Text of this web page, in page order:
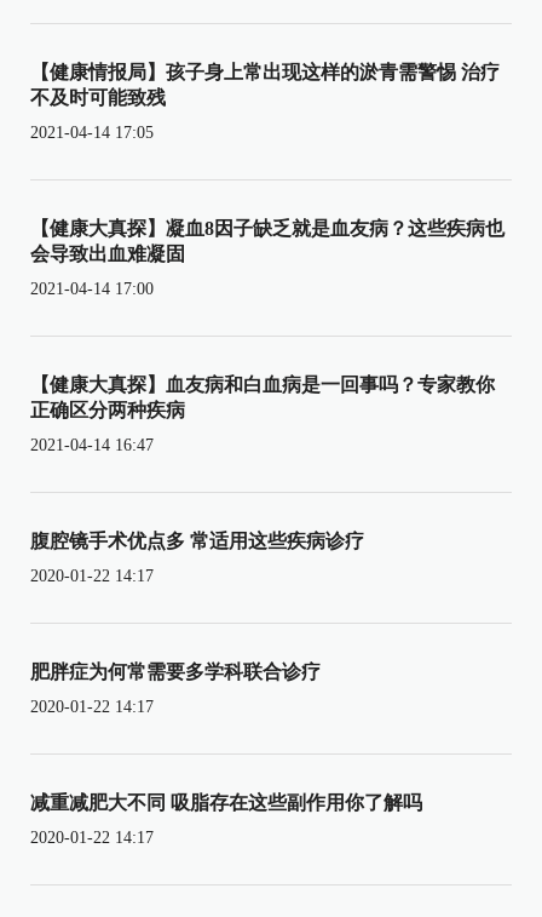
【健康情报局】孩子身上常出现这样的淤青需警惕 治疗
不及时可能致残
2021-04-14 17:05
【健康大真探】凝血8因子缺乏就是血友病？这些疾病也
会导致出血难凝固
2021-04-14 17:00
【健康大真探】血友病和白血病是一回事吗？专家教你
正确区分两种疾病
2021-04-14 16:47
腹腔镜手术优点多 常适用这些疾病诊疗
2020-01-22 14:17
肥胖症为何常需要多学科联合诊疗
2020-01-22 14:17
减重减肥大不同 吸脂存在这些副作用你了解吗
2020-01-22 14:17